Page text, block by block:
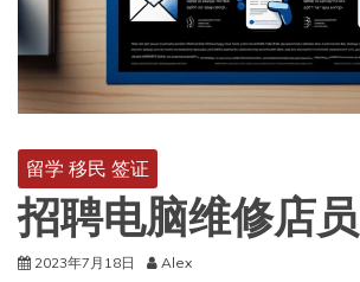
留学 移民 签证
招聘电脑维修店员
2023年7月18日 Alex